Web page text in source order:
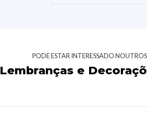
PODE ESTAR INTERESSADO
Lembranças e